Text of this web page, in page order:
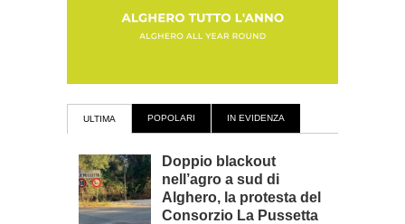
ULTIMA POPOLARI IN EVIDENZA
Doppio blackout
nell’agro a sud di
Alghero, la protesta del
Consorzio La Pussetta